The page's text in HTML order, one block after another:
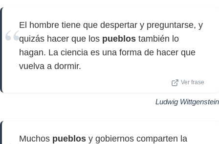
El hombre tiene que despertar y preguntarse, y
quizás hacer que los pueblos también lo
hagan. La ciencia es una forma de hacer que
vuelva a dormir.
Ver frase
Ludwig Wittgenstein
Muchos pueblos y gobiernos comparten la